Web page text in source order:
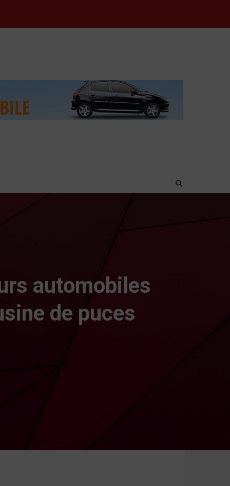
automobiles
de puces